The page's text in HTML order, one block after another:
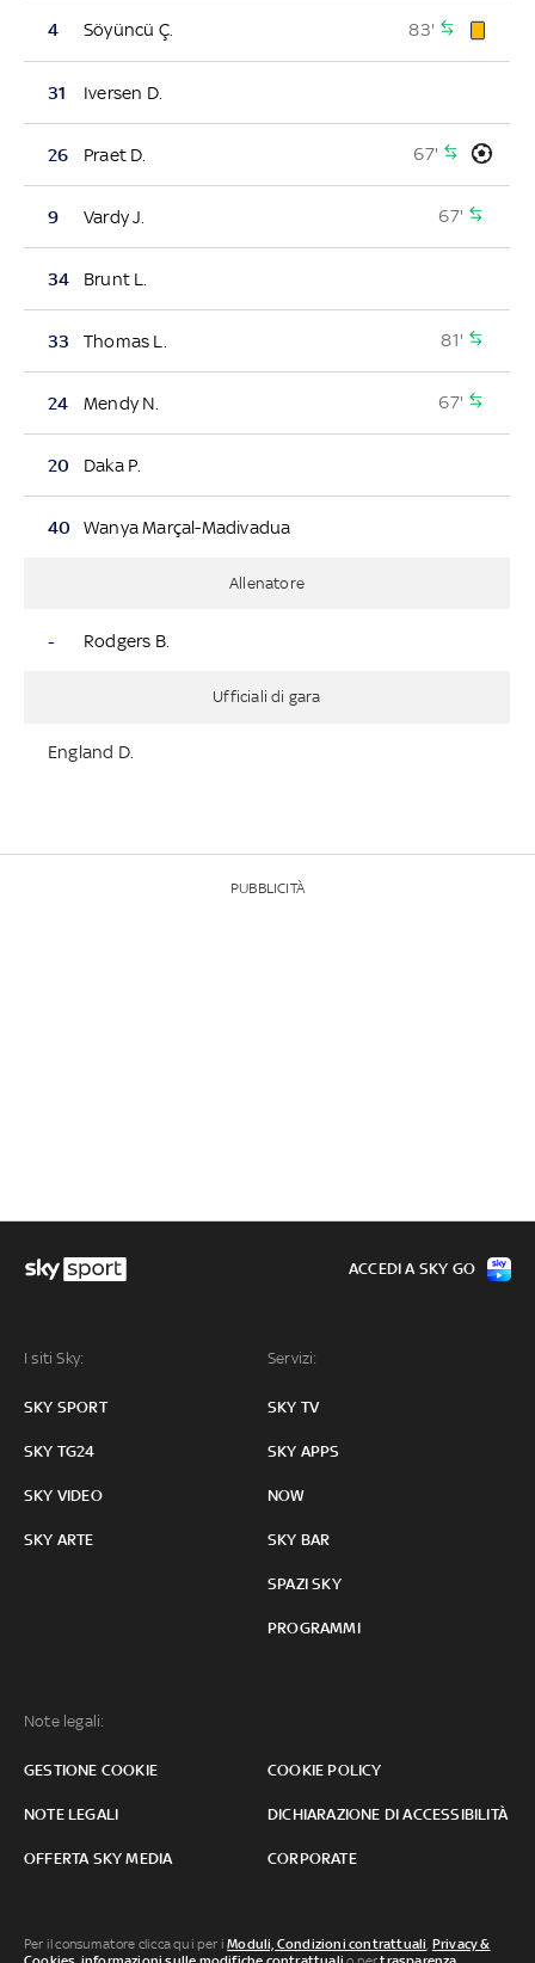
4 Söyüncü Ç. 83'
31 Iversen D.
26 Praet D. 67'
9 Vardy J. 67'
34 Brunt L.
33 Thomas L. 81'
24 Mendy N. 67'
20 Daka P.
40 Wanya Marçal-Madivadua
Allenatore
- Rodgers B.
Ufficiali di gara
England D.
PUBBLICITÀ
I siti Sky:
SKY SPORT
SKY TG24
SKY VIDEO
SKY ARTE
Servizi:
SKY TV
SKY APPS
NOW
SKY BAR
SPAZI SKY
PROGRAMMI
Note legali:
GESTIONE COOKIE COOKIE POLICY
NOTE LEGALI DICHIARAZIONE DI ACCESSIBILITÀ
OFFERTA SKY MEDIA CORPORATE
ACCEDI A SKY GO
Per il consumatore clicca qui per iModuli, Condizioni contrattuali Privacy &